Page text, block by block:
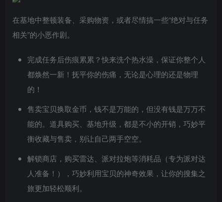
在基地中整顿装备、采购物资，或者尽情搞一些“绝对与任务
相关”的小恶作剧。
完成任务后伤痕累累？快来洗个热水澡，保证你整个人
都焕然一新！抚平你的伤痛，无论是心理的还是物理
的！
售卖宝贝换取金币，钱不是万能的，但没有钱是万万不
能的。道具购买、基地升级，都是不小的开销，巧妙平
衡收藏与售卖，别让自己两手空空。
解锁商店，购买雷达、派对拉炮等消耗品（专为派对达
人准备！），巧妙利用宝贝的神奇效果，让你的搜集之
旅更加轻松顺利。